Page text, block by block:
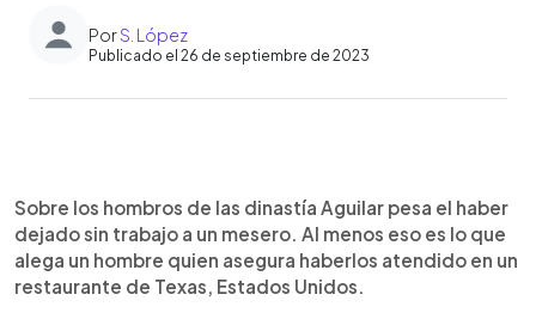
PorS. López
Publicado el 26 de septiembre de 2023
► Escuchar artículo
Sobre los hombros de las dinastía Aguilar pesa el haber
dejado sin trabajo a un mesero. Al menos eso es lo que
alega un hombre quien asegura haberlos atendido en un
restaurante de Texas, Estados Unidos.